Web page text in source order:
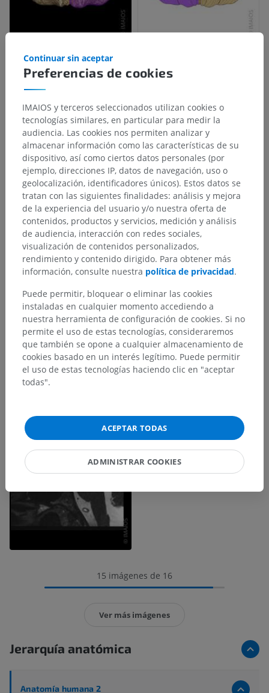
15 imágenes de 16
Ver más imágenes
Jerarquía anatómica
Anatomía humana 2
Preferencias de cookies
Continuar sin aceptar
IMAIOS y terceros seleccionados utilizan cookies o
tecnologías similares, en particular para medir la
audiencia. Las cookies nos permiten analizar y
almacenar información como las características de su
dispositivo, así como ciertos datos personales (por
ejemplo, direcciones IP, datos de navegación, uso o
geolocalización, identificadores únicos). Estos datos se
tratan con las siguientes finalidades: análisis y mejora
de la experiencia del usuario y/o nuestra oferta de
contenidos, productos y servicios, medición y análisis
de audiencia, interacción con redes sociales,
visualización de contenidos personalizados,
rendimiento y contenido dirigido. Para obtener más
información, consulte nuestra política de privacidad.
Puede permitir, bloquear o eliminar las cookies
instaladas en cualquier momento accediendo a
nuestra herramienta de configuración de cookies. Si no
permite el uso de estas tecnologías, consideraremos
que también se opone a cualquier almacenamiento de
cookies basado en un interés legítimo. Puede permitir
el uso de estas tecnologías haciendo clic en "aceptar
todas".
ACEPTAR TODAS
ADMINISTRAR COOKIES